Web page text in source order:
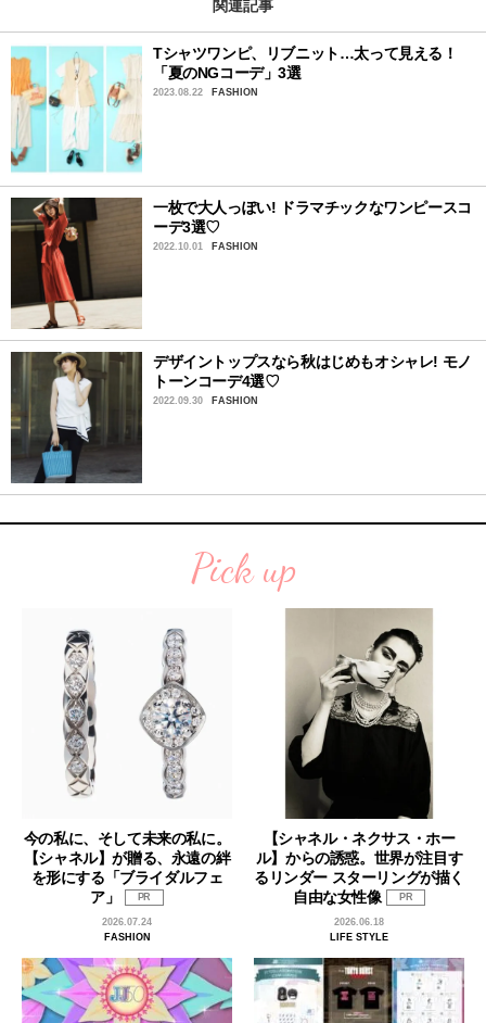
関連記事
Tシャツワンピ、リブニット…太って見える！
「夏のNGコーデ」3選
2023.08.22 FASHION
一枚で大人っぽい! ドラマチックなワンピースコ
ーデ3選♡
2022.10.01 FASHION
デザイントップスなら秋はじめもオシャレ! モノ
トーンコーデ4選♡
2022.09.30 FASHION
Pick up
今の私に、そして未来の私に。
【シャネル】が贈る、永遠の絆
を形にする「ブライダルフェ
ア」
PR
2026.07.24
FASHION
【シャネル・ネクサス・ホー
ル】からの誘惑。世界が注目す
るリンダー スターリングが描く
自由な女性像
PR
2026.06.18
LIFE STYLE